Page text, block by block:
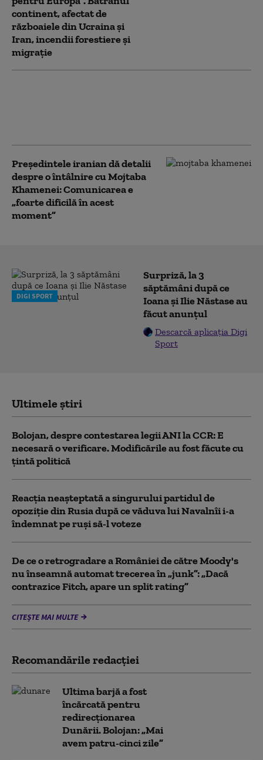
continent, afectat de
războaiele din Ucraina și
Iran, incendii forestiere și
migrație
Preşedintele iranian dă detalii
despre o întâlnire cu Mojtaba
Khamenei: Comunicarea e
„foarte dificilă în acest
moment”
DIGI SPORT
Surpriză, la 3
săptămâni după ce
Ioana și Ilie Năstase au
făcut anunțul
Descarcă aplicația Digi
Sport
Ultimele știri
Bolojan, despre contestarea legii ANI la CCR: E
necesară o verificare. Modificările au fost făcute cu
țintă politică
Reacția neașteptată a singurului partidul de
opoziţie din Rusia după ce văduva lui Navalnîi i-a
îndemnat pe ruși să-l voteze
De ce o retrogradare a României de către Moody's
nu înseamnă automat trecerea în „junk”: „Dacă
contrazice Fitch, apare un split rating”
CITEȘTE MAI MULTE
Recomandările redacţiei
Ultima barjă a fost
încărcată pentru
redirecționarea
Dunării. Bolojan: „Mai
avem patru-cinci zile”